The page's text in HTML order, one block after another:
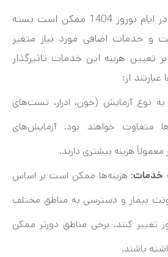
هزینه آزمایش در منزل در ایام نوروز 1404 ممکن است بسته
و خدمات اضافی مورد نیاز متغیر
تعیین هزینه این خدمات تاثیرگذار
از:
نوع آزمایش (خون، ادرار، تست‌های
متفاوت خواهند بود. آزمایش‌های
هزینه بیشتری دارند.
خدمات: هزینه‌ها ممکن است بر اساس
بیمار و دسترسی به مناطق مختلف
تغییر کنند. برخی مناطق دورتر ممکن
باشند.